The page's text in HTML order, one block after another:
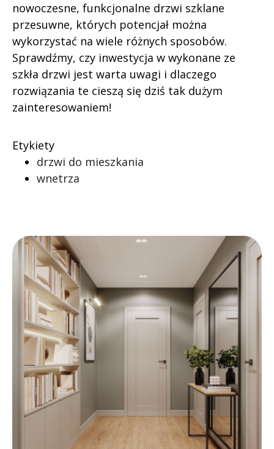
nowoczesne, funkcjonalne drzwi szklane
przesuwne, których potencjał można
wykorzystać na wiele różnych sposobów.
Sprawdźmy, czy inwestycja w wykonane ze
szkła drzwi jest warta uwagi i dlaczego
rozwiązania te cieszą się dziś tak dużym
zainteresowaniem!
Etykiety
drzwi do mieszkania
wnetrza